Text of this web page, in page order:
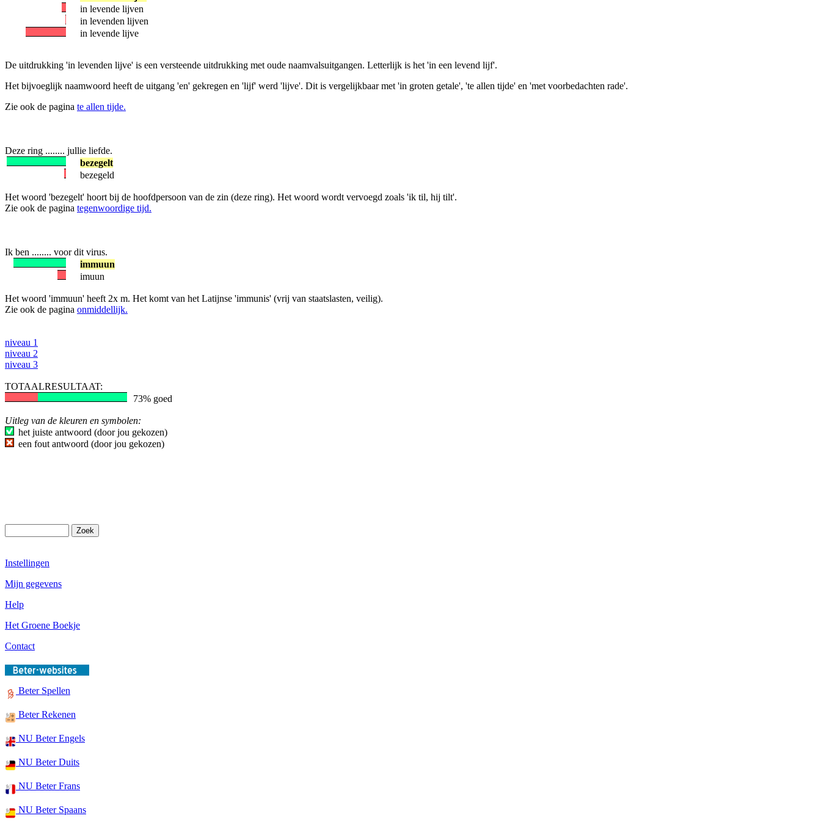
in levende lijven
in levenden lijven
in levende lijve
De uitdrukking 'in levenden lijve' is een versteende uitdrukking met oude naamvalsuitgangen. Letterlijk is het 'in een levend lijf'.
Het bijvoeglijk naamwoord heeft de uitgang 'en' gekregen en 'lijf' werd 'lijve'. Dit is vergelijkbaar met 'in groten getale', 'te allen tijde' en 'met voorbedachten rade'.
Zie ook de pagina te allen tijde.
Deze ring ........ jullie liefde.
bezegelt
bezegeld
Het woord 'bezegelt' hoort bij de hoofdpersoon van de zin (deze ring). Het woord wordt vervoegd zoals 'ik til, hij tilt'.
Zie ook de pagina tegenwoordige tijd.
Ik ben ........ voor dit virus.
immuun
imuun
Het woord 'immuun' heeft 2x m. Het komt van het Latijnse 'immunis' (vrij van staatslasten, veilig).
Zie ook de pagina onmiddellijk.
niveau 1
niveau 2
niveau 3
TOTAALRESULTAAT:
73% goed
Uitleg van de kleuren en symbolen:
het juiste antwoord (door jou gekozen)
een fout antwoord (door jou gekozen)
Instellingen
Mijn gegevens
Help
Het Groene Boekje
Contact
Beter Spellen
Beter Rekenen
NU Beter Engels
NU Beter Duits
NU Beter Frans
NU Beter Spaans